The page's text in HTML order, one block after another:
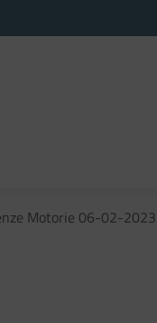
Motorie 06-02-